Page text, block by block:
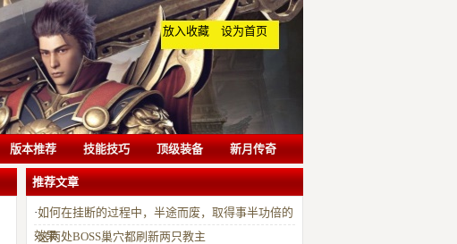
放入收藏 设为首页
版本推荐 技能技巧 顶级装备 新月传奇
推荐文章
·如何在挂断的过程中，半途而废，取得事半功倍的
效果
·这两处BOSS巢穴都刷新两只教主